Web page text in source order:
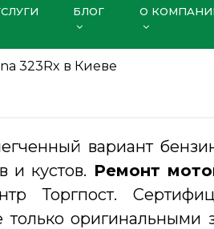
БЛОГ О
323Rx в Киеве
вариант
и кустов. Ремонт
Торгпост.
оригинальными